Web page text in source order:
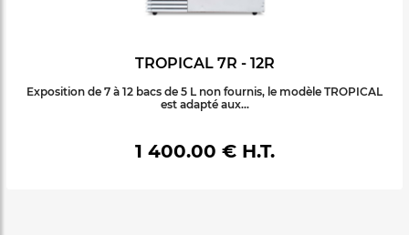
TROPICAL 7R - 12R
Exposition de 7 à 12 bacs de 5 L non fournis, le modèle TROPICAL
est adapté aux...
1 400.00 € H.T.